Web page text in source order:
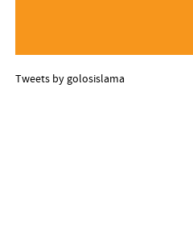
Tweets by golosislama